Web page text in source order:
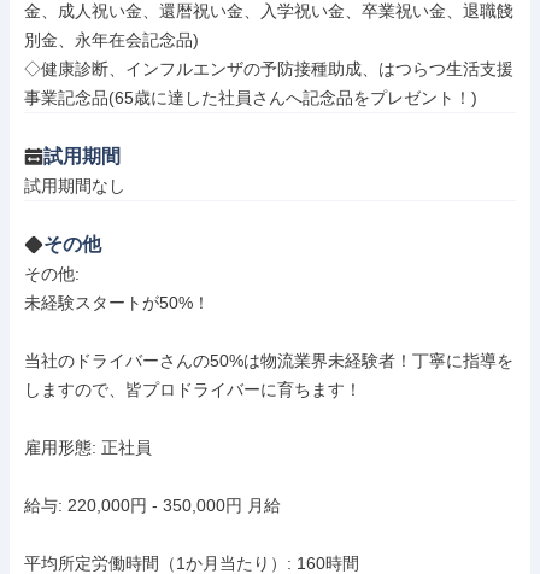
金、成人祝い金、還暦祝い金、入学祝い金、卒業祝い金、退職餞
別金、永年在会記念品)
◇健康診断、インフルエンザの予防接種助成、はつらつ生活支援
事業記念品(65歳に達した社員さんへ記念品をプレゼント！)
試用期間
試用期間なし
その他
その他:
未経験スタートが50%！
当社のドライバーさんの50%は物流業界未経験者！丁寧に指導を
しますので、皆プロドライバーに育ちます！
雇用形態: 正社員
給与: 220,000円 - 350,000円 月給
平均所定労働時間（1か月当たり）: 160時間